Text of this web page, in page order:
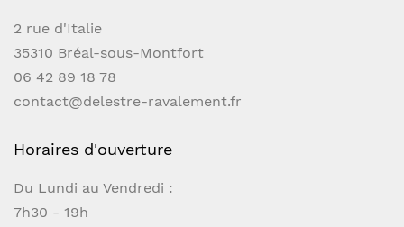
2 rue d'Italie
35310 Bréal-sous-Montfort
06 42 89 18 78
contact@delestre-ravalement.fr
Horaires d'ouverture
Du Lundi au Vendredi :
7h30 - 19h